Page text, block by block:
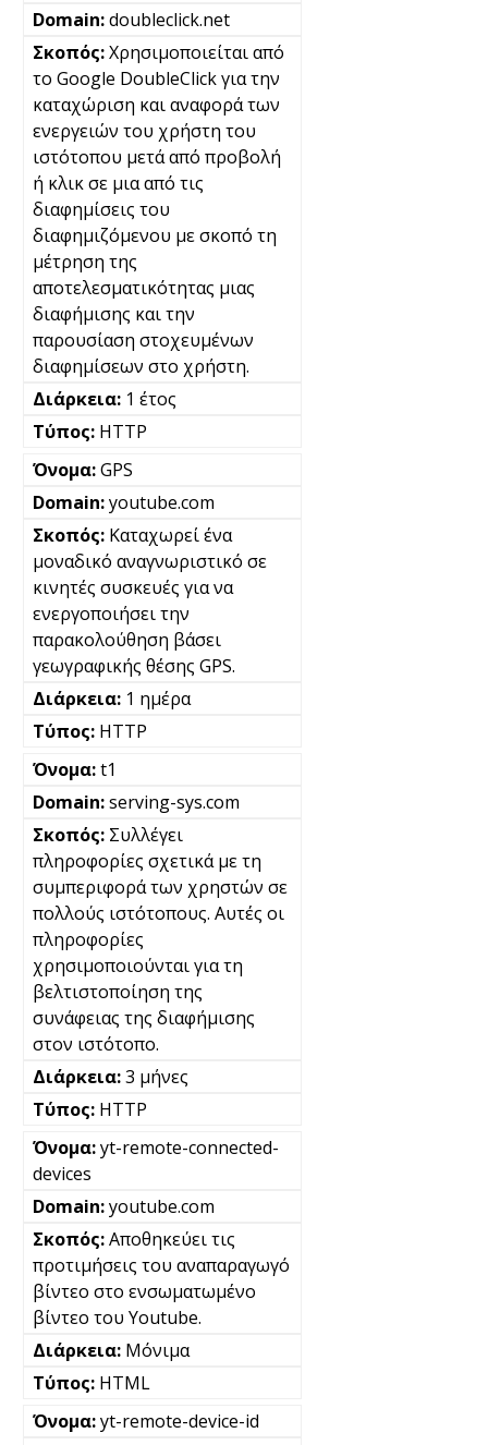
doubleclick.net
Χρησιμοποιείται από
το Google DoubleClick για την
καταχώριση και αναφορά των
ενεργειών του χρήστη του
ιστότοπου μετά από προβολή
ή κλικ σε μια από τις
διαφημίσεις του
διαφημιζόμενου με σκοπό τη
μέτρηση της
αποτελεσματικότητας μιας
διαφήμισης και την
παρουσίαση στοχευμένων
διαφημίσεων στο χρήστη.
1 έτος
HTTP
GPS
youtube.com
Καταχωρεί ένα
μοναδικό αναγνωριστικό σε
κινητές συσκευές για να
ενεργοποιήσει την
παρακολούθηση βάσει
γεωγραφικής θέσης GPS.
1 ημέρα
HTTP
t1
serving-sys.com
Συλλέγει
πληροφορίες σχετικά με τη
συμπεριφορά των χρηστών σε
πολλούς ιστότοπους. Αυτές οι
πληροφορίες
χρησιμοποιούνται για τη
βελτιστοποίηση της
συνάφειας της διαφήμισης
στον ιστότοπο.
3 μήνες
HTTP
yt-remote-connected-
devices
youtube.com
Αποθηκεύει τις
προτιμήσεις του αναπαραγωγό
βίντεο στο ενσωματωμένο
βίντεο του Youtube.
Μόνιμα
HTML
yt-remote-device-id